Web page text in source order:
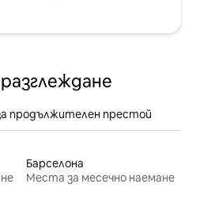
продължителен престой
Барселона
Места за месечно наемане